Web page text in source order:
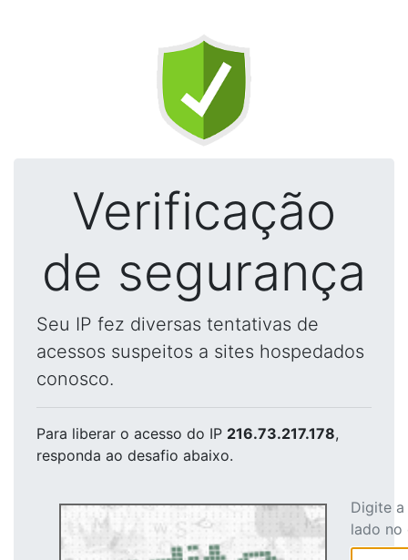
Verificação
de segurança
Seu IP fez diversas tentativas de
acessos suspeitos a sites hospedados
conosco.
Para liberar o acesso do IP 216.73.217.178,
responda ao desafio abaixo.
Digite
lado no